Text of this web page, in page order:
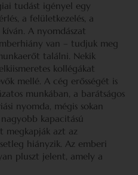
tudást igényel egy
a felületkezelés, a
A nyomdászat
van – tudjuk meg
találni. Nekik
kollégákat
mellé. A cég erősségét is
munkában, a barátságos
nyomda, mégis sokan
kapacitású
megkapják azt az
hiányzik. Az emberi
pluszt jelent, amely a